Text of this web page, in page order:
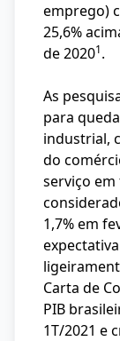
emprego)
25,6%
de 20201.
As
para
industrial,
do
serviço em
1,7% em
Carta de
PIB
1T/2021 e